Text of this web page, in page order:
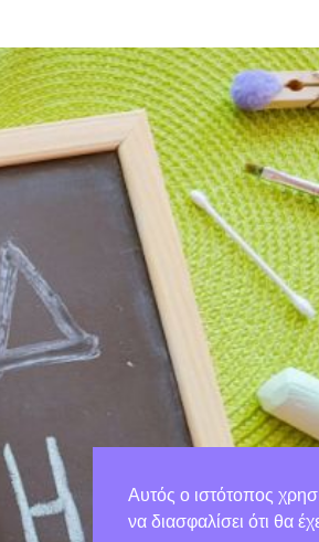
Αυτός ο ιστότοπος
να διασφαλίσει ότι θα